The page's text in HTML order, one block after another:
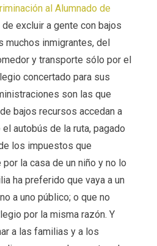
al Alumnado de
excluir a gente con bajos
muchos inmigrantes, del
y transporte sólo por el
concertado para sus
son las que
bajos recursos accedan a
autobús de la ruta, pagado
los impuestos que
la casa de un niño y no lo
ha preferido que vaya a un
a uno público; o que no
por la misma razón. Y
a las familias y a los